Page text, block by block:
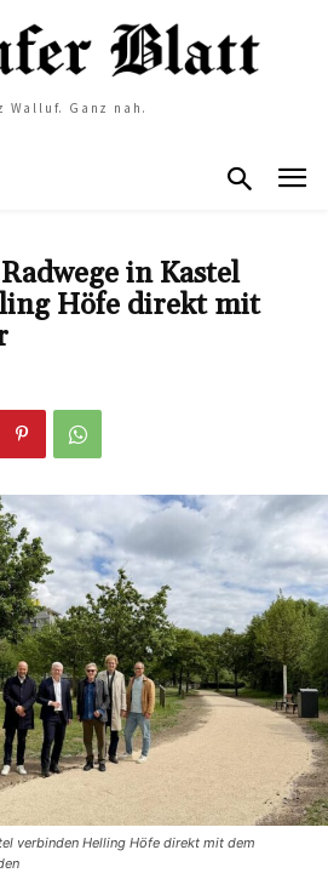
Walluf. Ganz nah.
in Kastel
Höfe direkt mit
verbinden Helling Höfe direkt mit dem